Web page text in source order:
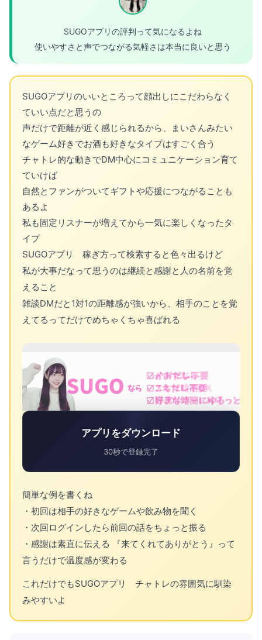
SUGOアプリの評判って気になるよね
使いやすさと声でつながる気軽さは本当に良いと思う
SUGOアプリのいいところって顔出しにこだわらなく
ていい点だと思うの
声だけで距離が近く感じられるから、まいさんみたい
なゲーム好きでお酒も好きなタイプはすごく合う
チャトレ的な動きでDM中心にコミュニケーション育て
ていけば
自然とファンがついてギフトや応援につながることも
あるよ
私も固定リスナーが増えてから一気に楽しくなったタ
イプ
SUGOアプリ 稼ぎ方って検索すると色々出るけど
私が大事だなって思うのは継続と感謝と人の名前を覚
えること
雑談DMだと1対1の距離感が強いから、相手のことを覚
えてるってだけでめちゃくちゃ喜ばれる
アプリをダウンロード
30秒で登録完了
簡単な例を書くね
・初回は相手の好きなゲームや飲み物を聞く
・次回ログインしたら前回の話をちょっと振る
・感謝は素直に伝える 『来てくれてありがとう』って
言うだけで温度感が変わる
これだけでもSUGOアプリ チャトレの雰囲気に馴染
みやすいよ